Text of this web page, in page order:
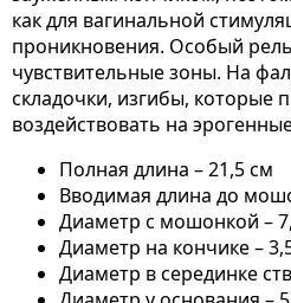
как для вагинальной
проникновения. Особый
чувствительные зоны. На
складочки, изгибы, которые
воздействовать на
Полная длина – 21,5 см
Вводимая длина до
Диаметр с мошонкой –
Диаметр на кончике –
Диаметр в серединке